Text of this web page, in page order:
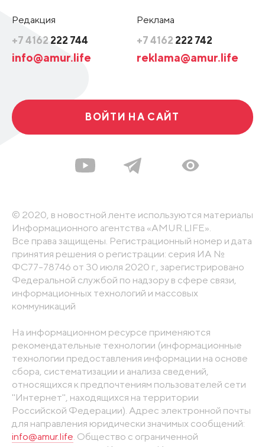
Редакция
+7 4162 222 744
info@amur.life
Реклама
+7 4162 222 742
reklama@amur.life
ВОЙТИ НА САЙТ
© 2020, в новостной ленте используются материалы
Информационного агентства «AMUR.LIFE».
Все права защищены. Регистрационный номер и дата
принятия решения о регистрации: серия ИА №
ФС77-78746 от 30 июля 2020 г., зарегистрировано
Федеральной службой по надзору в сфере связи,
информационных технологий и массовых
коммуникаций
На информационном ресурсе применяются
рекомендательные технологии (информационные
технологии предоставления информации на основе
сбора, систематизации и анализа сведений,
относящихся к предпочтениям пользователей сети
"Интернет", находящихся на территории
Российской Федерации). Адрес электронной почты
для направления юридически значимых сообщений:
info@amur.life. Общество с ограниченной